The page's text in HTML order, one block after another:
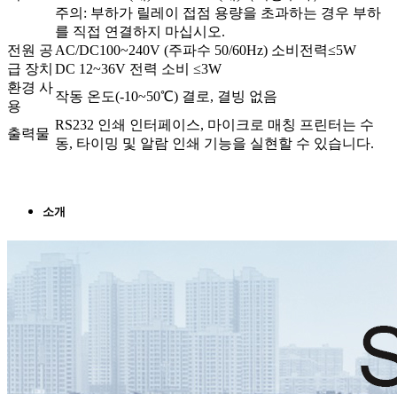
주의: 부하가 릴레이 접점 용량을 초과하는 경우 부하
를 직접 연결하지 마십시오.
전원 공
급 장치
AC/DC100~240V (주파수 50/60Hz) 소비전력≤5W
DC 12~36V 전력 소비 ≤3W
환경 사
용
작동 온도(-10~50℃) 결로, 결빙 없음
출력물
RS232 인쇄 인터페이스, 마이크로 매칭 프린터는 수
동, 타이밍 및 알람 인쇄 기능을 실현할 수 있습니다.
소개